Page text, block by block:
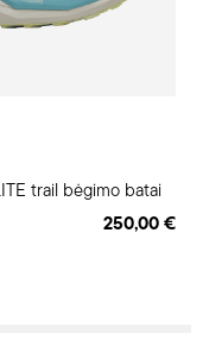
trail bėgimo batai
250,00 €